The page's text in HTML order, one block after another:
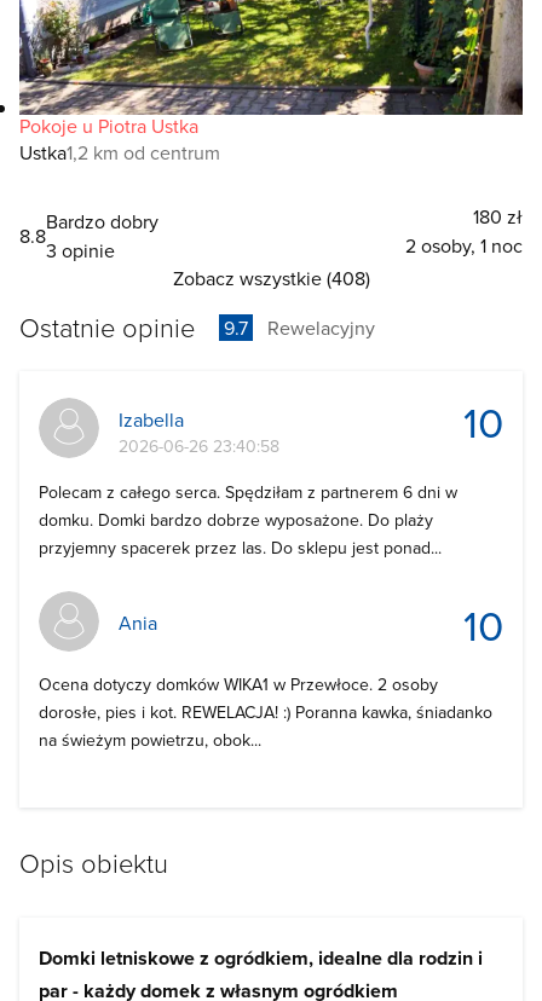
Pokoje u Piotra Ustka
Ustka1,2 km od centrum
8.8
Bardzo dobry
3 opinie
180 zł
2 osoby, 1 noc
Zobacz wszystkie (408)
Ostatnie opinie 9.7 Rewelacyjny
10
Izabella
2026-06-26 23:40:58
Polecam z całego serca. Spędziłam z partnerem 6 dni w
domku. Domki bardzo dobrze wyposażone. Do plaży
przyjemny spacerek przez las. Do sklepu jest ponad...
10
Ania
Ocena dotyczy domków WIKA1 w Przewłoce. 2 osoby
dorosłe, pies i kot. REWELACJA! :) Poranna kawka, śniadanko
na świeżym powietrzu, obok...
Opis obiektu
Domki letniskowe z ogródkiem, idealne dla rodzin i
par - każdy domek z własnym ogródkiem